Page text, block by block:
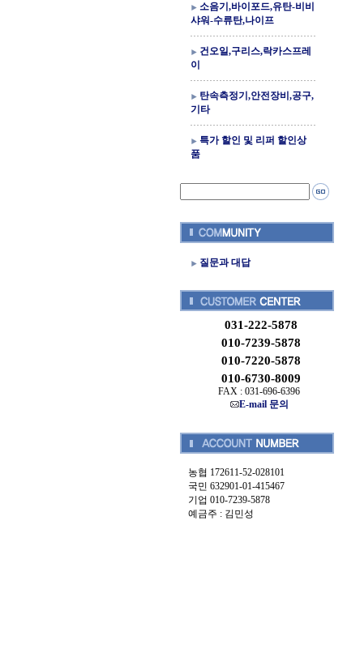
소음기,바이포드,유탄-비비
샤워-수류탄,나이프
건오일,구리스,락카스프레
이
탄속측정기,안전장비,공구,
기타
특가 할인 및 리퍼 할인상
품
질문과 대답
031-222-5878
010-7239-5878
010-7220-5878
010-6730-8009
FAX : 031-696-6396
E-mail 문의
농협 172611-52-028101
국민 632901-01-415467
기업 010-7239-5878
예금주 : 김민성